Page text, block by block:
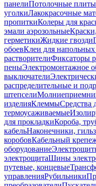
панелиПотолочные плиты
уголкиЛакокрасочные
пропиткиКолеры для
эмали аэрозольные
герметикиЖидкие гвозди
обоевКлеи для
растворителиФиксаторы
пеныЭлектромонтажное
выключатели
распределительные и
штепсели
изделияКлеммыСредства
термоусаживаемые
для прокладкиКороба,
кабельНаконечники,
коробовКабельный
оборудование
электрощитаШины
путевые, концевые
управленияРубильники